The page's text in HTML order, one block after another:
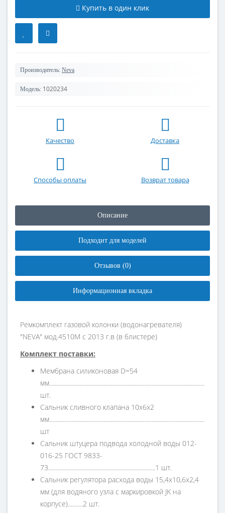
Купить в один клик
Производитель: Neva
Модель: 1020234
Качество Доставка
Способы оплаты Возврат товара
Описание
Подходит для моделей
Отзывов (0)
Информационная вкладка
Ремкомплект газовой колонки (водонагревателя)
"NEVA" мод.4510М с 2013 г.в (в блистере)
Комплект поставки:
Мембрана силиконовая D=54
шт.
Сальник сливного клапана 10х6х2
шт
Сальник штуцера подвода холодной воды 012-
016-25 ГОСТ 9833-
73.......................................................................1 шт.
Сальник регулятора расхода воды 15,4х10,6х2,4
мм (для водяного узла с маркировкой JK на
корпусе)..........2 шт.